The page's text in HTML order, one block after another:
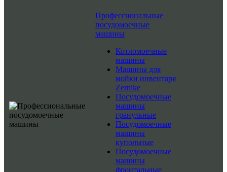
Профессиональные
посудомоечные
машины
Котломоечные
машины
Машины для
мойки инвентаря
Zernike
Посудомоечные
машины
гранульные
Посудомоечные
машины
купольные
Посудомоечные
машины
фронтальные